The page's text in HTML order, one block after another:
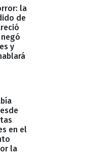
la
de
negó
y
en el
la